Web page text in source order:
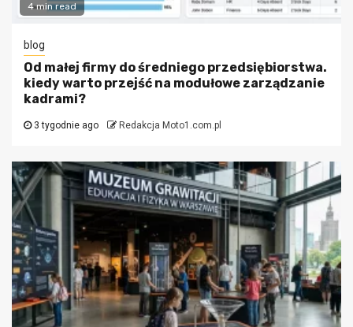
4 min read
blog
Od małej firmy do średniego przedsiębiorstwa.
kiedy warto przejść na modułowe zarządzanie
kadrami?
3 tygodnie ago Redakcja Moto1.com.pl